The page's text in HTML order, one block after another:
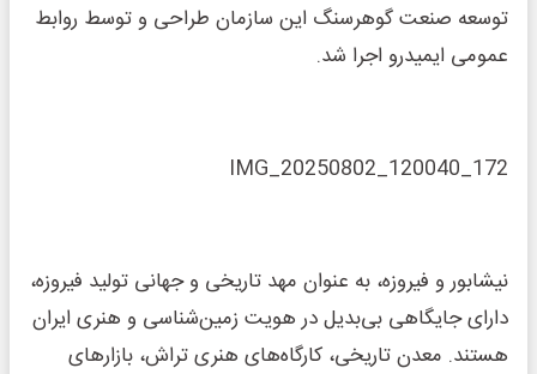
توسعه صنعت گوهرسنگ این سازمان طراحی و توسط روابط
عمومی ایمیدرو اجرا شد.
IMG_20250802_120040_172
نیشابور و فیروزه، به عنوان مهد تاریخی و جهانی تولید فیروزه،
دارای جایگاهی بی‌بدیل در هویت زمین‌شناسی و هنری ایران
هستند. معدن تاریخی، کارگاه‌های هنری تراش، بازارهای